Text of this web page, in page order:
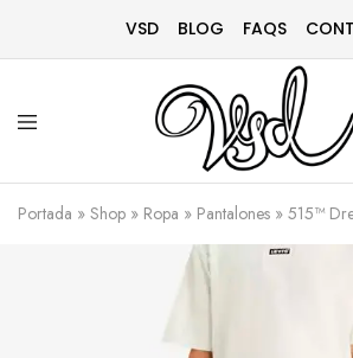
VSD BLOG FAQS
Vsd
Ropa
y
complementos
Portada » Shop » Ropa » Pantalones » 515™